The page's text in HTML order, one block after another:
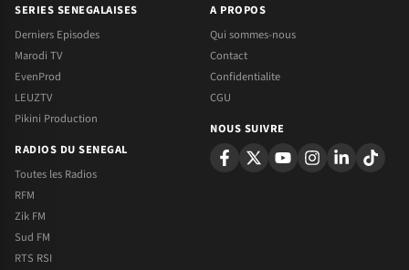
SERIES SENEGALAISES
Derniers Episodes
Marodi TV
EvenProd
LEUZTV
Pikini Production
RADIOS DU SENEGAL
Toutes les Radios
RFM
Zik FM
Sud FM
RTS RSI
A PROPOS
Qui sommes-nous
Contact
Confidentialite
CGU
NOUS SUIVRE